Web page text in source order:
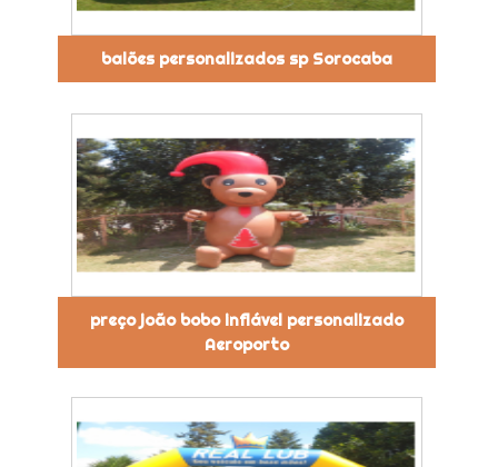
balões personalizados sp Sorocaba
preço joão bobo inflável personalizado
Aeroporto